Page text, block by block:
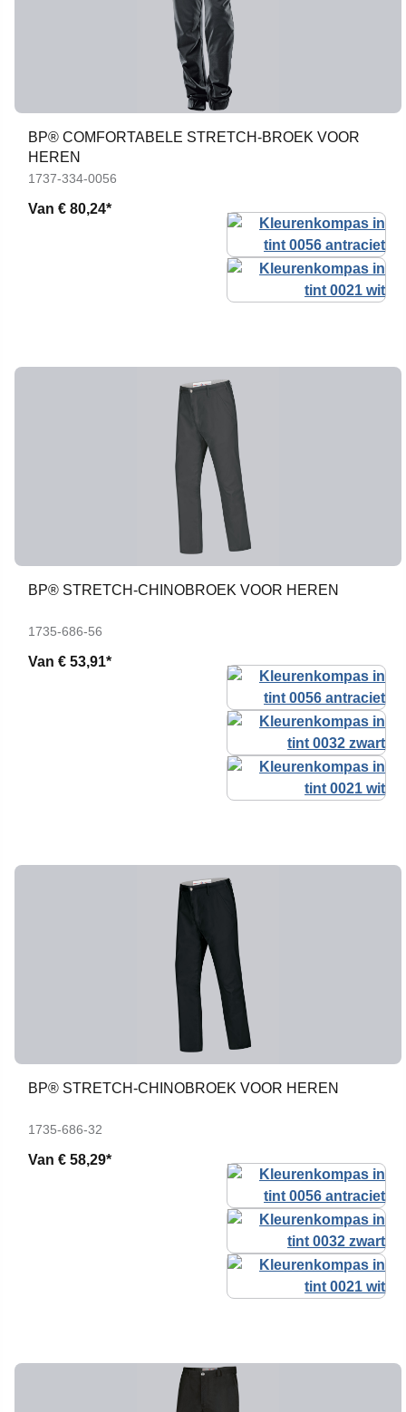
BP® COMFORTABELE STRETCH-BROEK VOOR
HEREN
1737-334-0056
Van € 80,24*
BP® STRETCH-CHINOBROEK VOOR HEREN
1735-686-56
Van € 53,91*
BP® STRETCH-CHINOBROEK VOOR HEREN
1735-686-32
Van € 58,29*